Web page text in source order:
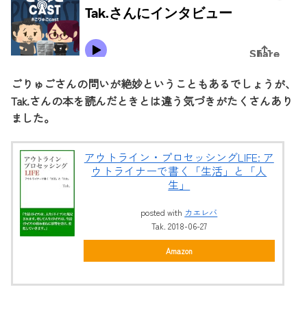
ごりゅごさんの問いが絶妙ということもあるでしょうが、
Tak.さんの本を読んだときとは違う気づきがたくさんあり
ました。
アウトライン・プロセッシングLIFE: ア
ウトライナーで書く「生活」と「人
生」
posted with カエレバ
Tak. 2018-06-27
Amazon